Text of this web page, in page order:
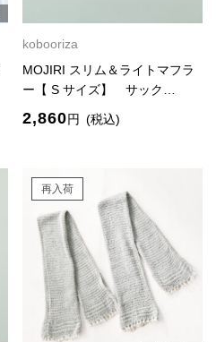
kobooriza
MOJIRI スリム＆ライトマフラ
ー【 S サイズ】 サック…
2,860円 (税込)
再入荷